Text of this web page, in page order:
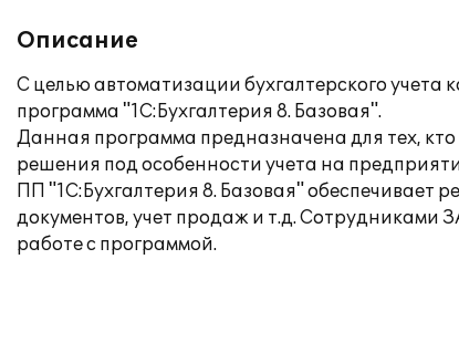
Описание
С целью автоматизации бухгалтерского
программа "1C:Бухгалтерия 8. Базовая".
Данная программа предназначена для тех,
решения под особенности учета на
ПП "1С:Бухгалтерия 8. Базовая" обеспечивает
документов, учет продаж и т.д. Сотрудниками
работе с программой.